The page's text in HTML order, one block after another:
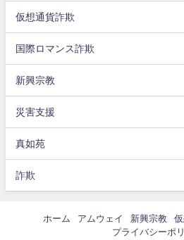
仮想通貨詐欺
国際ロマンス詐欺
新興宗教
災害支援
真如苑
詐欺
ホーム アムウェイ 新興宗教
プライバシーポ